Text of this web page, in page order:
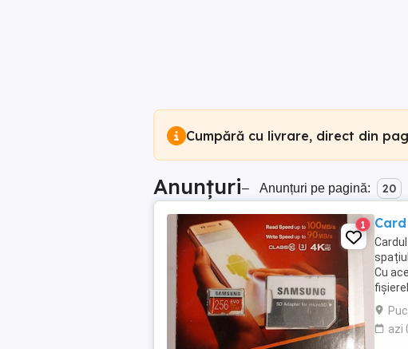
Cumpără cu livrare, direct din
Anunțuri– Anunțuri pe pagină: 20
1
Cu
Viteza
azi